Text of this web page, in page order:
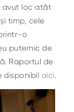
avut loc atât
timp, cele
o
puternic de
Raportul de
disponibil aici.